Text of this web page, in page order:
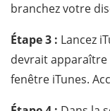
branchez votre
Étape 3 : Lancez
devrait apparaître
fenêtre iTunes.